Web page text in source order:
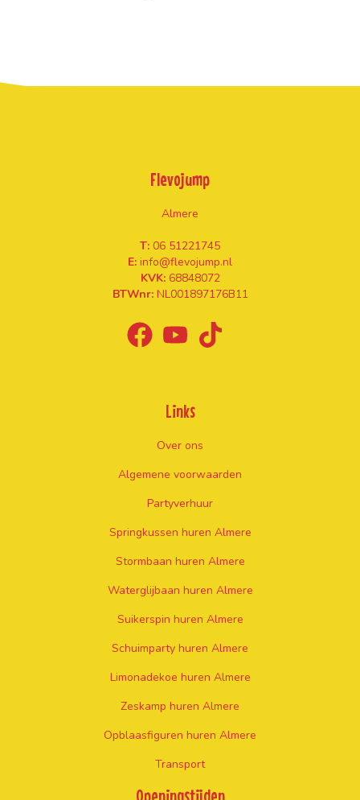
Flevojump
Almere
T: 06 51221745
E: info@flevojump.nl
KVK: 68848072
BTWnr: NL001897176B11
Links
Over ons
Algemene voorwaarden
Partyverhuur
Springkussen huren Almere
Stormbaan huren Almere
Waterglijbaan huren Almere
Suikerspin huren Almere
Schuimparty huren Almere
Limonadekoe huren Almere
Zeskamp huren Almere
Opblaasfiguren huren Almere
Transport
Openingstijden